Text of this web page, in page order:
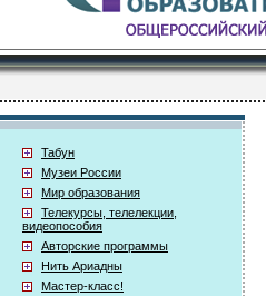
Табун
Музеи России
Мир образования
Телекурсы, телелекции,
видеопособия
Авторские программы
Нить Ариадны
Мастер-класс!